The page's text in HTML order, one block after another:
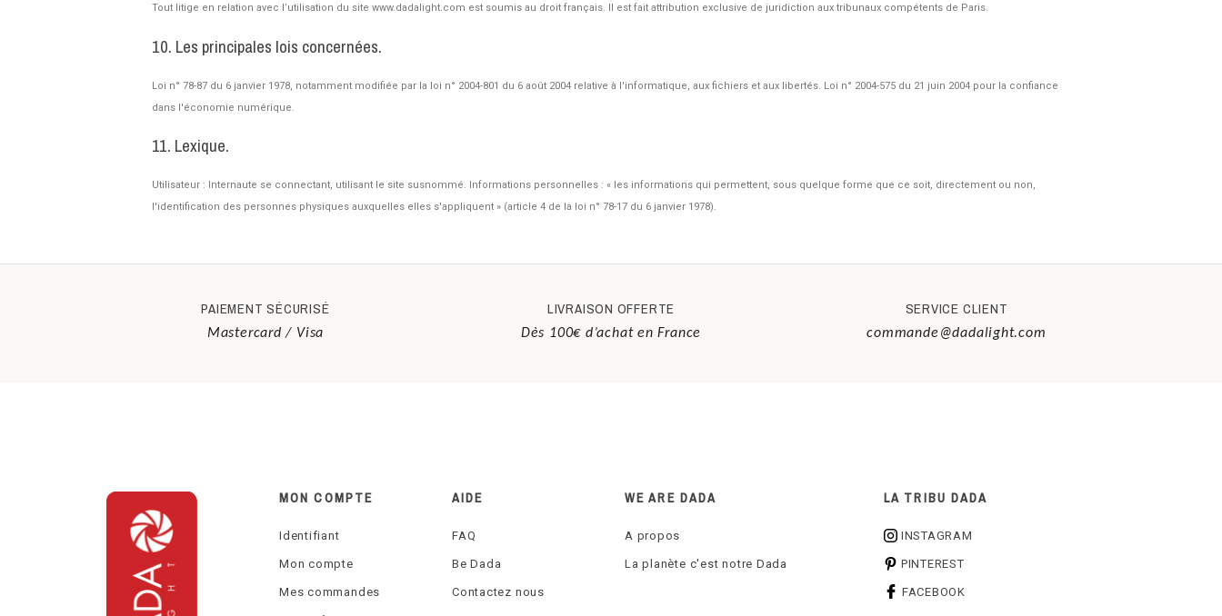
Tout litige en relation avec l’utilisation du site www.dadalight.com est soumis au droit français. Il est fait attribution exclusive de juridiction aux tribunaux compétents de Paris.
10. Les principales lois concernées.
Loi n° 78-87 du 6 janvier 1978, notamment modifiée par la loi n° 2004-801 du 6 août 2004 relative à l'informatique, aux fichiers et aux libertés. Loi n° 2004-575 du 21 juin 2004 pour la confiance
dans l'économie numérique.
11. Lexique.
Utilisateur : Internaute se connectant, utilisant le site susnommé. Informations personnelles : « les informations qui permettent, sous quelque forme que ce soit, directement ou non,
l'identification des personnes physiques auxquelles elles s'appliquent » (article 4 de la loi n° 78-17 du 6 janvier 1978).
PAIEMENT SÉCURISÉ
Mastercard / Visa
LIVRAISON OFFERTE
Dès 100€ d’achat en France
SERVICE CLIENT
commande@dadalight.com
MON COMPTE
Identifiant
Mon compte
Mes commandes
AIDE
FAQ
Be Dada
Contactez nous
WE ARE DADA
A propos
La planète c'est notre Dada
LA TRIBU DADA
INSTAGRAM
PINTEREST
FACEBOOK